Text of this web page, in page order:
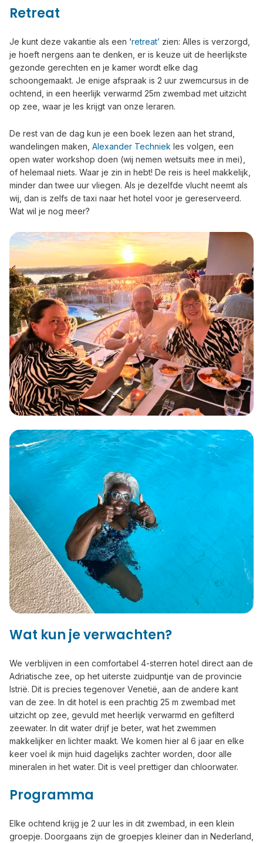
Retreat
Je kunt deze vakantie als een ‘retreat’ zien: Alles is verzorgd,
je hoeft nergens aan te denken, er is keuze uit de heerlijkste
gezonde gerechten en je kamer wordt elke dag
schoongemaakt. Je enige afspraak is 2 uur zwemcursus in de
ochtend, in een heerlijk verwarmd 25m zwembad met uitzicht
op zee, waar je les krijgt van onze leraren.
De rest van de dag kun je een boek lezen aan het strand,
wandelingen maken, Alexander Techniek les volgen, een
open water workshop doen (wij nemen wetsuits mee in mei),
of helemaal niets. Waar je zin in hebt! De reis is heel makkelijk,
minder dan twee uur vliegen. Als je dezelfde vlucht neemt als
wij, dan is zelfs de taxi naar het hotel voor je gereserveerd.
Wat wil je nog meer?
Wat kun je verwachten?
We verblijven in een comfortabel 4-sterren hotel direct aan de
Adriatische zee, op het uiterste zuidpuntje van de provincie
Istrië. Dit is precies tegenover Venetië, aan de andere kant
van de zee. In dit hotel is een prachtig 25 m zwembad met
uitzicht op zee, gevuld met heerlijk verwarmd en gefilterd
zeewater. In dit water drijf je beter, wat het zwemmen
makkelijker en lichter maakt. We komen hier al 6 jaar en elke
keer voel ik mijn huid dagelijks zachter worden, door alle
mineralen in het water. Dit is veel prettiger dan chloorwater.
Programma
Elke ochtend krijg je 2 uur les in dit zwembad, in een klein
groepje. Doorgaans zijn de groepjes kleiner dan in Nederland,